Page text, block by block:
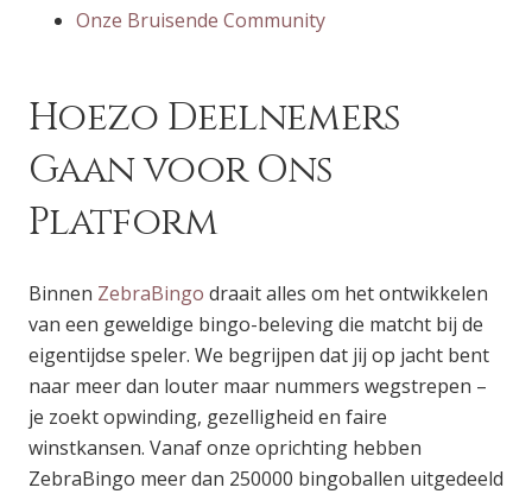
Onze Bruisende Community
Hoezo Deelnemers
Gaan voor Ons
Platform
Binnen ZebraBingo draait alles om het ontwikkelen
van een geweldige bingo-beleving die matcht bij de
eigentijdse speler. We begrijpen dat jij op jacht bent
naar meer dan louter maar nummers wegstrepen –
je zoekt opwinding, gezelligheid en faire
winstkansen. Vanaf onze oprichting hebben
ZebraBingo meer dan 250000 bingoballen uitgedeeld